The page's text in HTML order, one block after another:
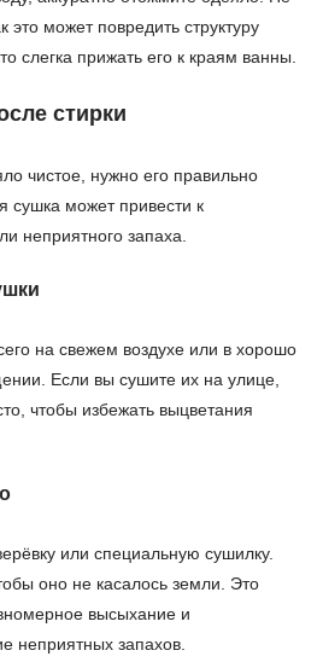
это может повредить структуру
слегка прижать его к краям ванны.
стирки
чистое, нужно его правильно
сушка может привести к
неприятного запаха.
на свежем воздухе или в хорошо
Если вы сушите их на улице,
чтобы избежать выцветания
или специальную сушилку.
оно не касалось земли. Это
высыхание и
неприятных запахов.